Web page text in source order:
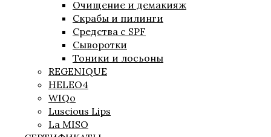
Очищение и демакияж
Скрабы и пилинги
Средства с SPF
Сыворотки
Тоники и лосьоны
REGENIQUE
HELEO4
WIQo
Luscious Lips
La MISO